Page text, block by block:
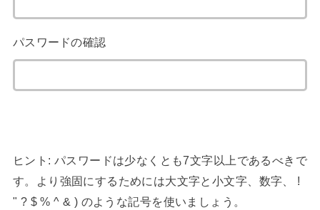
パスワードの確認
ヒント: パスワードは少なくとも7文字以上であるべきで
す。より強固にするためには大文字と小文字、数字、 !
" ? $ % ^ & ) のような記号を使いましょう。